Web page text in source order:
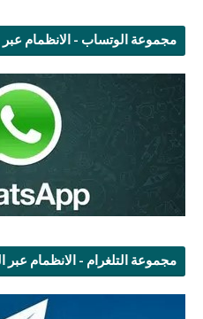
مجموعة الوتساب - الانظمام
مجموعة التلغرام - الانظمام